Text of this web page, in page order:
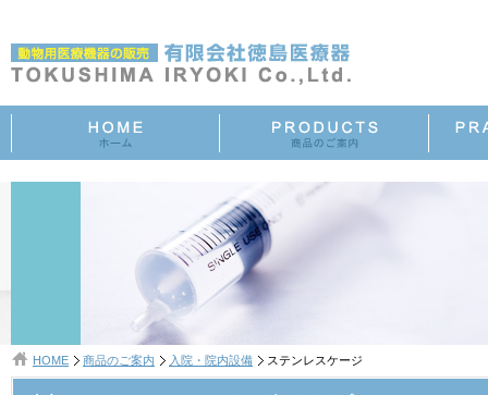
HOME 商品のご案内 入院・院内設備 ステンレスケージ